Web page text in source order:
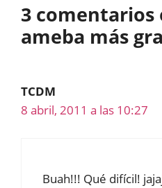
3 comentarios
ameba más
TCDM
8 abril, 2011 a las 10:27
Buah!!! Qué difícil!